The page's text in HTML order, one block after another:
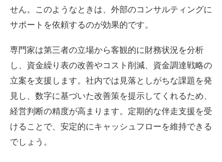
せん。このようなときは、外部のコンサルティングに
サポートを依頼するのが効果的です。
専門家は第三者の立場から客観的に財務状況を分析
し、資金繰り表の改善やコスト削減、資金調達戦略の
立案を支援します。社内では見落としがちな課題を発
見し、数字に基づいた改善策を提示してくれるため、
経営判断の精度が高まります。定期的な伴走支援を受
けることで、安定的にキャッシュフローを維持できる
でしょう。